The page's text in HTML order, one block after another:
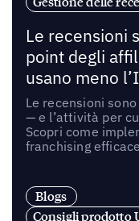
Le recensioni
point degli
usano meno
Le recensioni
— e l’attività per
Scopri come
franchising
Blogs
Consigli prodotto